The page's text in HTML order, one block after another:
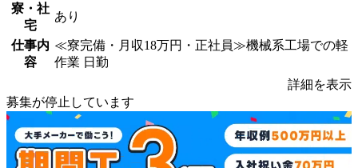
寮・社
宅
あり
仕事内
容
≪寮完備・月収18万円・正社員≫機械系工場での軽
作業 日勤
詳細を表示
募集が停止しています